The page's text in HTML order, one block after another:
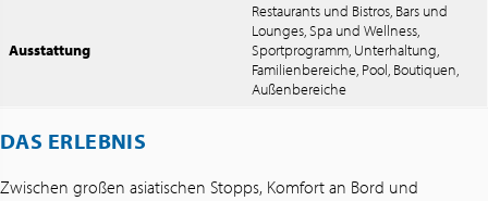
Ausstattung
Restaurants und Bistros, Bars und
Lounges, Spa und Wellness,
Sportprogramm, Unterhaltung,
Familienbereiche, Pool, Boutiquen,
Außenbereiche
DAS ERLEBNIS
Zwischen großen asiatischen Stopps, Komfort an Bord und